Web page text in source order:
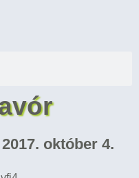
2017. október 4.